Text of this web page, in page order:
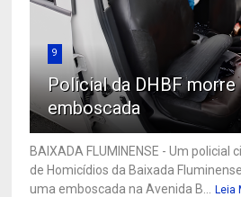
9
Policial da DHBF
emboscada
BAIXADA FLUMINENSE - Um policial
de Homicídios da Baixada
uma emboscada na Avenida B...
Leia